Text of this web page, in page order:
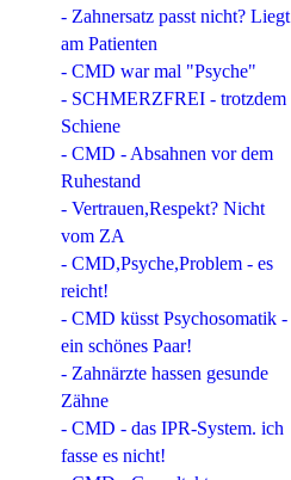
- Zahnersatz passt nicht? Liegt
am Patienten
- CMD war mal "Psyche"
- SCHMERZFREI - trotzdem
Schiene
- CMD - Absahnen vor dem
Ruhestand
- Vertrauen,Respekt? Nicht
vom ZA
- CMD,Psyche,Problem - es
reicht!
- CMD küsst Psychosomatik -
ein schönes Paar!
- Zahnärzte hassen gesunde
Zähne
- CMD - das IPR-System. ich
fasse es nicht!